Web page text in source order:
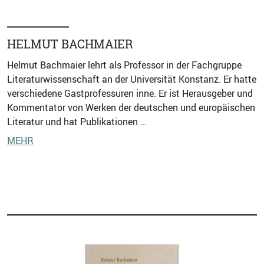
HELMUT BACHMAIER
Helmut Bachmaier lehrt als Professor in der Fachgruppe
Literaturwissenschaft an der Universität Konstanz. Er hatte
verschiedene Gastprofessuren inne. Er ist Herausgeber und
Kommentator von Werken der deutschen und europäischen
Literatur und hat Publikationen …
MEHR